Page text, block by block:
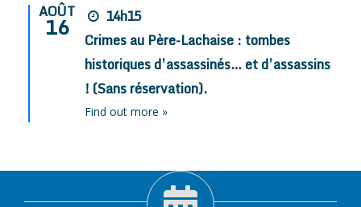
AOÛT
16
14h15
Crimes au Père-Lachaise : tombes
historiques d’assassinés… et d’assassins
! (Sans réservation).
Find out more »